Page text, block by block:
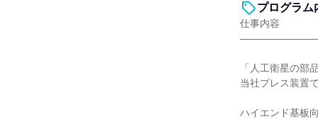
プログラム
仕事内容
「人工衛星の部
当社プレス装置
ハイエンド基板